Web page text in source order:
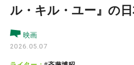
映画記事
ル・キル・ユー』の
映画
2026.05.07